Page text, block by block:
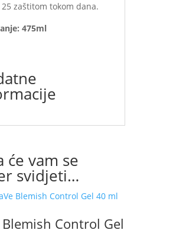
25 zaštitom tokom dana.
475ml
će vam se
svidjeti…
Blemish Control Gel